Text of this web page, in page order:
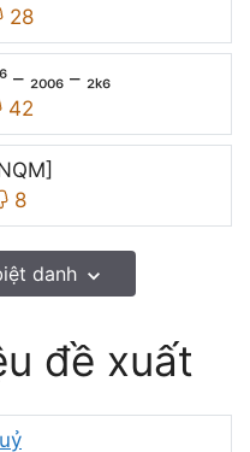
28
– ₂₀₀₆ – ₂ₖ₆
42
8
danh
đề xuất